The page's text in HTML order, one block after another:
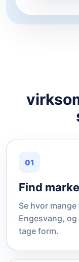
01
Find
Se hvor
Engesvang,
tage form.